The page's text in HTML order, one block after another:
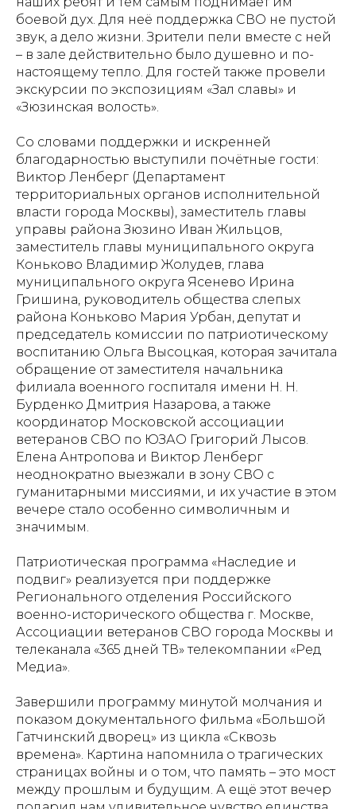
боевой дух. Для неё поддержка СВО не пустой
звук, а дело жизни. Зрители пели вместе с ней
– в зале действительно было душевно и по-
настоящему тепло. Для гостей также провели
экскурсии по экспозициям «Зал славы» и
«Зюзинская волость».
Со словами поддержки и искренней
благодарностью выступили почётные гости:
Виктор Ленберг (Департамент
территориальных органов исполнительной
власти города Москвы), заместитель главы
управы района Зюзино Иван Жильцов,
заместитель главы муниципального округа
Коньково Владимир Жолудев, глава
муниципального округа Ясенево Ирина
Гришина, руководитель общества слепых
района Коньково Мария Урбан, депутат и
председатель комиссии по патриотическому
воспитанию Ольга Высоцкая, которая зачитала
обращение от заместителя начальника
филиала военного госпиталя имени Н. Н.
Бурденко Дмитрия Назарова, а также
координатор Московской ассоциации
ветеранов СВО по ЮЗАО Григорий Лысов.
Елена Антропова и Виктор Ленберг
неоднократно выезжали в зону СВО с
гуманитарными миссиями, и их участие в этом
вечере стало особенно символичным и
значимым.
Патриотическая программа «Наследие и
подвиг» реализуется при поддержке
Регионального отделения Российского
военно-исторического общества г. Москве,
Ассоциации ветеранов СВО города Москвы и
телеканала «365 дней ТВ» телекомпании «Ред
Медиа».
Завершили программу минутой молчания и
показом документального фильма «Большой
Гатчинский дворец» из цикла «Сквозь
времена». Картина напомнила о трагических
страницах войны и о том, что память – это мост
между прошлым и будущим. А ещё этот вечер